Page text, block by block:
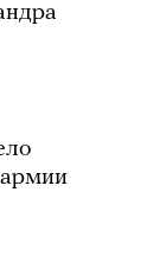
армии